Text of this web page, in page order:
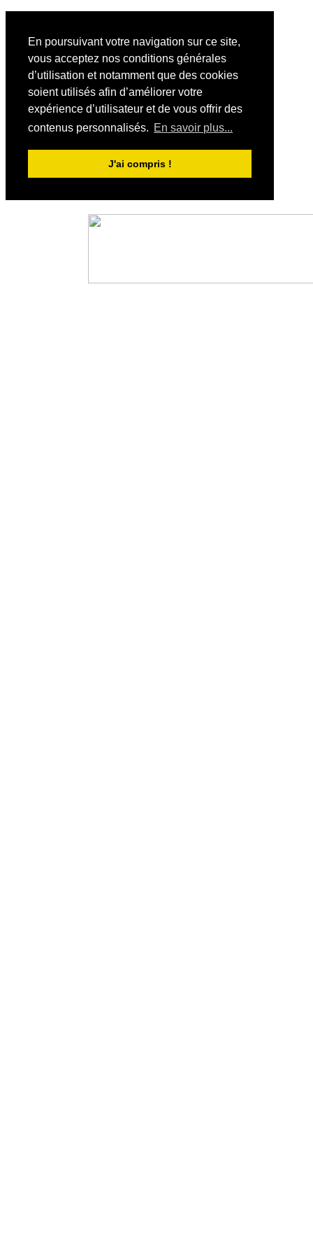
En poursuivant votre navigation sur ce site,
vous acceptez nos conditions générales
d’utilisation et notamment que des cookies
soient utilisés afin d’améliorer votre
expérience d’utilisateur et de vous offrir des
contenus personnalisés. En savoir plus...
J'ai compris !